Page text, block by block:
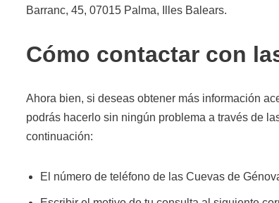
Barranc, 45, 07015 Palma, Illes Balears.
Cómo contactar con
Ahora bien, si deseas obtener más información
podrás hacerlo sin ningún problema a través de
continuación:
El número de teléfono de las Cuevas de